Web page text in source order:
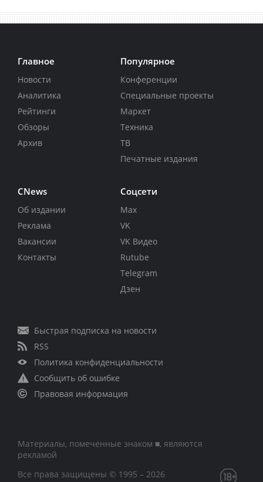
Главное
Новости
Аналитика
Рейтинги
Обзоры
Архив
Популярное
Конференции
Специальные проекты
Маркет
Техника
ТВ
Печатные издания
CNews
Об издании
Реклама
Вакансии
Контакты
Соцсети
Max
VK
VK Видео
Rutube
Telegram
Дзен
Быстрая подписка на новости
RSS
Политика конфиденциальности
Сообщить об ошибке
Правовая информация
Материалы, помеченные знаком ■, являются
рекламой
Все права защищены © 1995 – 2026